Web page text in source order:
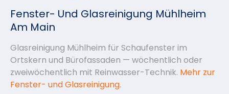
Fenster- Und Glasreinigung Mühlheim
Am Main
Glasreinigung Mühlheim für Schaufenster im
Ortskern und Bürofassaden — wöchentlich oder
zweiwöchentlich mit Reinwasser-Technik. Mehr zur
Fenster- und Glasreinigung.